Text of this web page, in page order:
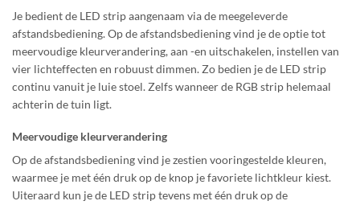
Je bedient de LED strip aangenaam via de meegeleverde
afstandsbediening. Op de afstandsbediening vind je de optie tot
meervoudige kleurverandering, aan -en uitschakelen, instellen van
vier lichteffecten en robuust dimmen. Zo bedien je de LED strip
continu vanuit je luie stoel. Zelfs wanneer de RGB strip helemaal
achterin de tuin ligt.
Meervoudige kleurverandering
Op de afstandsbediening vind je zestien vooringestelde kleuren,
waarmee je met één druk op de knop je favoriete lichtkleur kiest.
Uiteraard kun je de LED strip tevens met één druk op de